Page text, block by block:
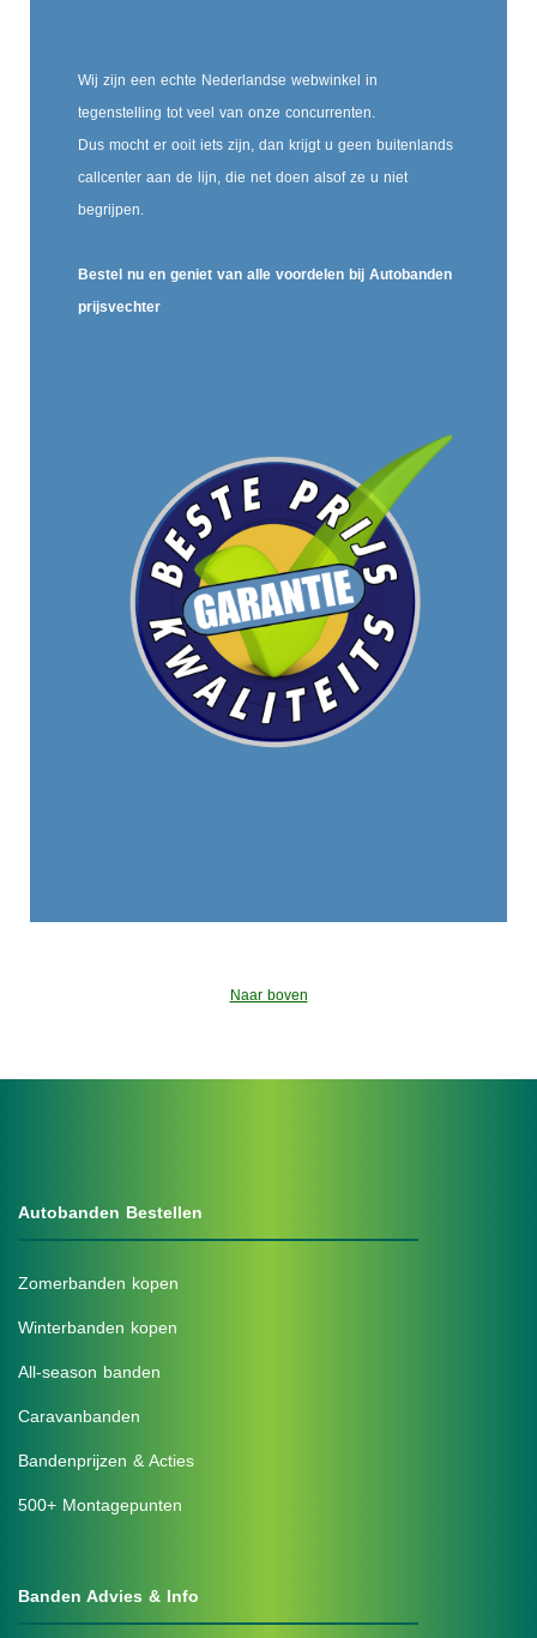
Wij zijn een echte Nederlandse webwinkel in
tegenstelling tot veel van onze concurrenten.
Dus mocht er ooit iets zijn, dan krijgt u geen buitenlands
callcenter aan de lijn, die net doen alsof ze u niet
begrijpen.
Bestel nu en geniet van alle voordelen bij Autobanden
prijsvechter
Naar boven
Autobanden Bestellen
Zomerbanden kopen
Winterbanden kopen
All-season banden
Caravanbanden
Bandenprijzen & Acties
500+ Montagepunten
Banden Advies & Info